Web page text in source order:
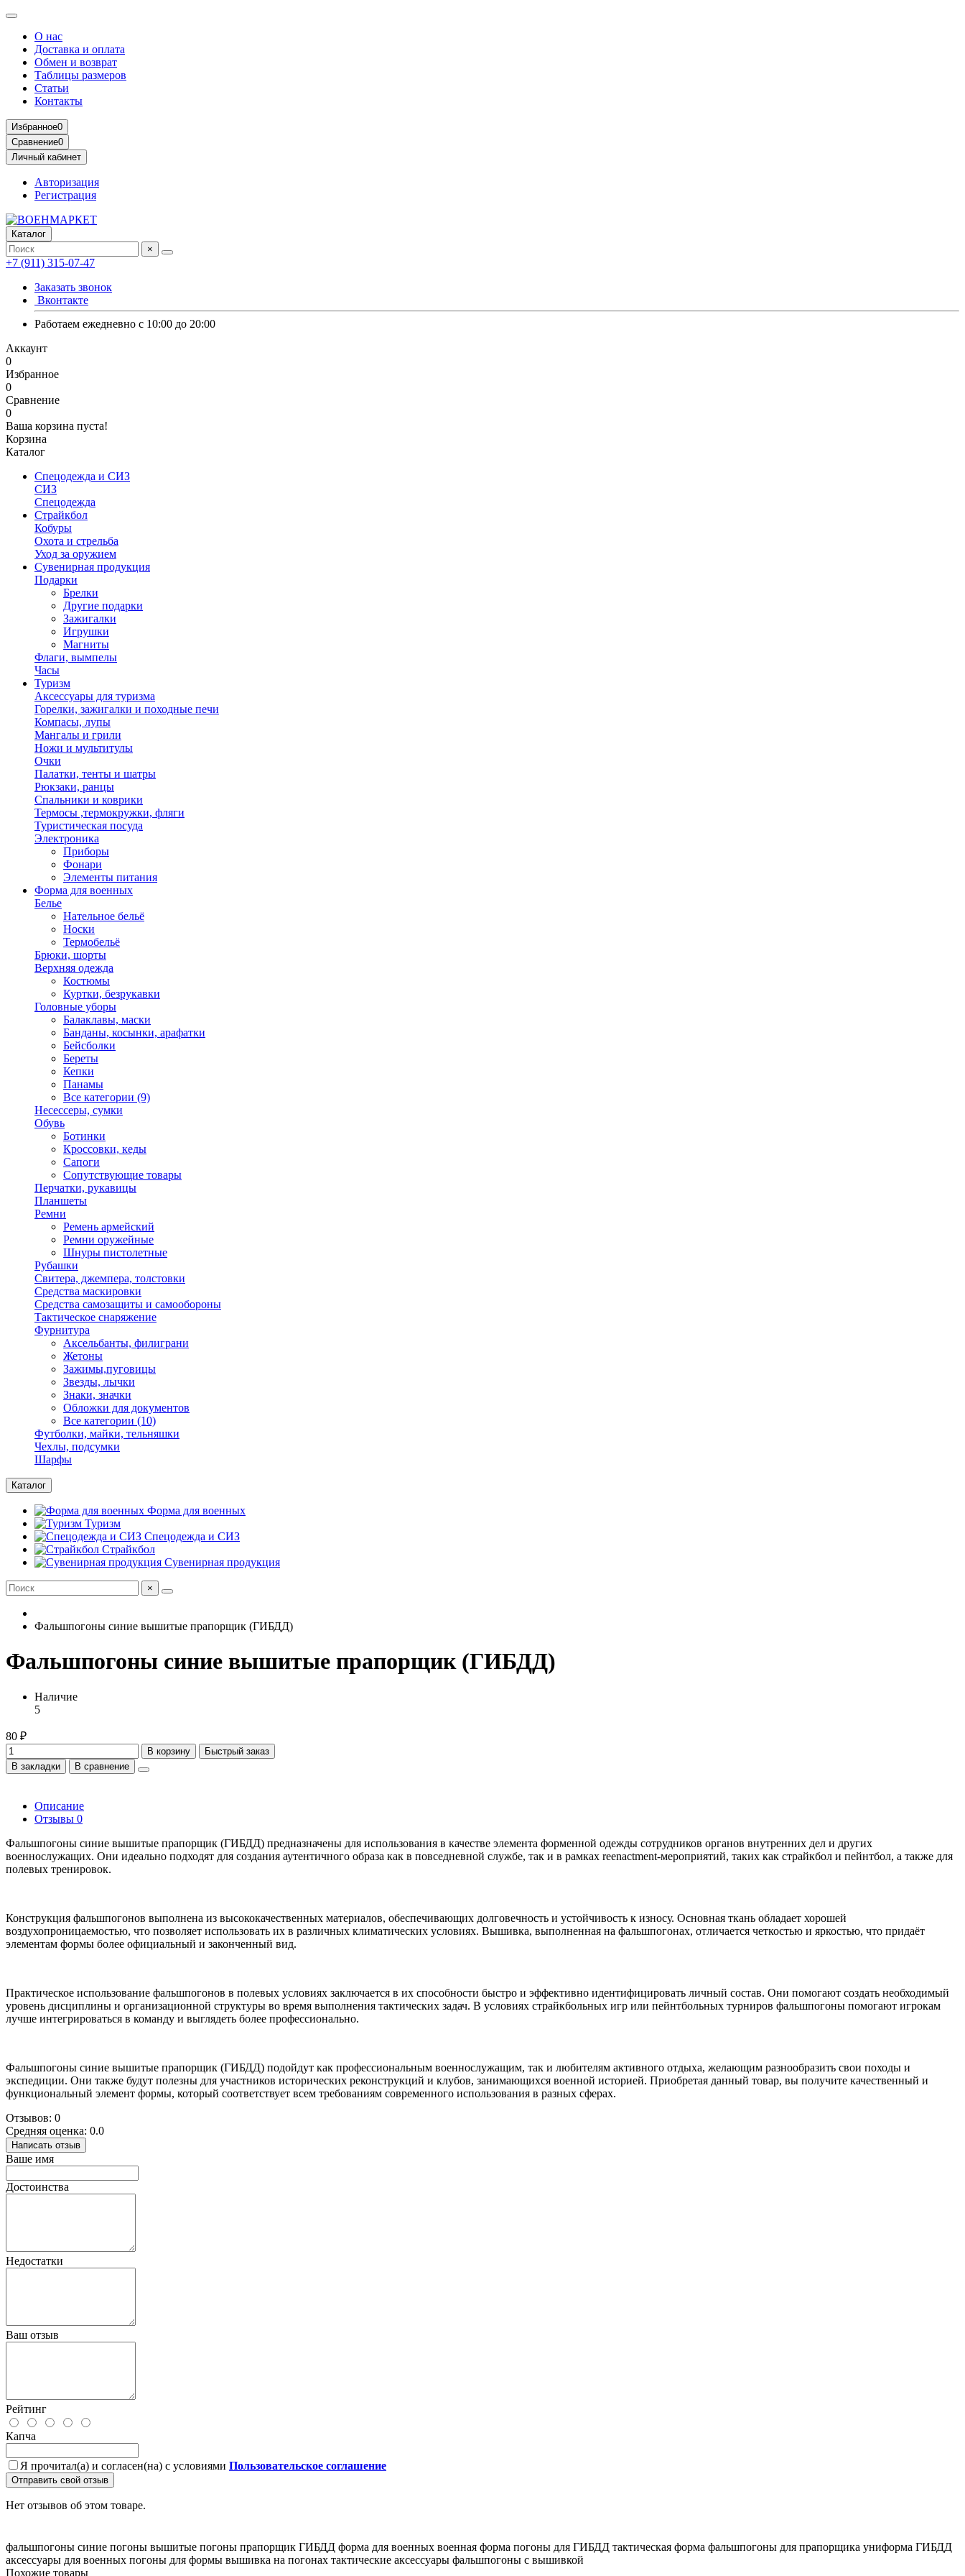
О нас
Доставка и оплата
Обмен и возврат
Таблицы размеров
Статьи
Контакты
Избранное0
Сравнение0
Личный кабинет
Авторизация
Регистрация
Каталог
×
+7 (911) 315-07-47
Заказать звонок
Вконтакте
Работаем ежедневно с 10:00 до 20:00
Аккаунт
0
Избранное
0
Сравнение
0
Ваша корзина пуста!
Корзина
Каталог
Спецодежда и СИЗ
СИЗ
Спецодежда
Страйкбол
Кобуры
Охота и стрельба
Уход за оружием
Сувенирная продукция
Подарки
Брелки
Другие подарки
Зажигалки
Игрушки
Магниты
Флаги, вымпелы
Часы
Туризм
Аксессуары для туризма
Горелки, зажигалки и походные печи
Компасы, лупы
Мангалы и грили
Ножи и мультитулы
Очки
Палатки, тенты и шатры
Рюкзаки, ранцы
Спальники и коврики
Термосы ,термокружки, фляги
Туристическая посуда
Электроника
Приборы
Фонари
Элементы питания
Форма для военных
Белье
Нательное бельё
Носки
Термобельё
Брюки, шорты
Верхняя одежда
Костюмы
Куртки, безрукавки
Головные уборы
Балаклавы, маски
Банданы, косынки, арафатки
Бейсболки
Береты
Кепки
Панамы
Все категории (9)
Несессеры, сумки
Обувь
Ботинки
Кроссовки, кеды
Сапоги
Сопутствующие товары
Перчатки, рукавицы
Планшеты
Ремни
Ремень армейский
Ремни оружейные
Шнуры пистолетные
Рубашки
Свитера, джемпера, толстовки
Средства маскировки
Средства самозащиты и самообороны
Тактическое снаряжение
Фурнитура
Аксельбанты, филиграни
Жетоны
Зажимы,пуговицы
Звезды, лычки
Знаки, значки
Обложки для документов
Все категории (10)
Футболки, майки, тельняшки
Чехлы, подсумки
Шарфы
Каталог
Форма для военных
Туризм
Спецодежда и СИЗ
Страйкбол
Сувенирная продукция
×
Фальшпогоны синие вышитые прапорщик (ГИБДД)
Фальшпогоны синие вышитые прапорщик (ГИБДД)
Наличие
5
80 ₽
В корзину
Быстрый заказ
В закладки
В сравнение
Описание
Отзывы 0
Фальшпогоны синие вышитые прапорщик (ГИБДД) предназначены для использования в качестве элемента форменной одежды сотрудников органов внутренних дел и других
военнослужащих. Они идеально подходят для создания аутентичного образа как в повседневной службе, так и в рамках reenactment-мероприятий, таких как страйкбол и пейнтбол, а также для
полевых тренировок.
Конструкция фальшпогонов выполнена из высококачественных материалов, обеспечивающих долговечность и устойчивость к износу. Основная ткань обладает хорошей
воздухопроницаемостью, что позволяет использовать их в различных климатических условиях. Вышивка, выполненная на фальшпогонах, отличается четкостью и яркостью, что придаёт
элементам формы более официальный и законченный вид.
Практическое использование фальшпогонов в полевых условиях заключается в их способности быстро и эффективно идентифицировать личный состав. Они помогают создать необходимый
уровень дисциплины и организационной структуры во время выполнения тактических задач. В условиях страйкбольных игр или пейнтбольных турниров фальшпогоны помогают игрокам
лучше интегрироваться в команду и выглядеть более профессионально.
Фальшпогоны синие вышитые прапорщик (ГИБДД) подойдут как профессиональным военнослужащим, так и любителям активного отдыха, желающим разнообразить свои походы и
экспедиции. Они также будут полезны для участников исторических реконструкций и клубов, занимающихся военной историей. Приобретая данный товар, вы получите качественный и
функциональный элемент формы, который соответствует всем требованиям современного использования в разных сферах.
Отзывов: 0
Средняя оценка: 0.0
Написать отзыв
Ваше имя
Достоинства
Недостатки
Ваш отзыв
Рейтинг
Капча
Я прочитал(а) и согласен(на) с условиями Пользовательское соглашение
Отправить свой отзыв
Нет отзывов об этом товаре.
фальшпогоны синие погоны вышитые погоны прапорщик ГИБДД форма для военных военная форма погоны для ГИБДД тактическая форма фальшпогоны для прапорщика униформа ГИБДД
аксессуары для военных погоны для формы вышивка на погонах тактические аксессуары фальшпогоны с вышивкой
Похожие товары